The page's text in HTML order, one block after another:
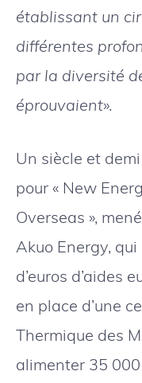
établissant un
différentes
par la diversité
éprouvaient».
Un siècle et
pour « New
Overseas »,
Akuo Energy,
d’euros d’aides
en place d’une
Thermique des
alimenter 35 000